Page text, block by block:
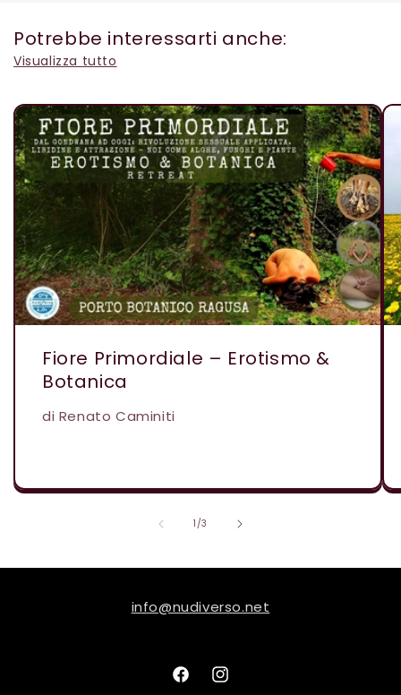
Potrebbe interessarti anche:
Visualizza tutto
Fiore Primordiale – Erotismo &
Botanica
di Renato Caminiti
1/su
3
info@nudiverso.net
FacebookInstagram